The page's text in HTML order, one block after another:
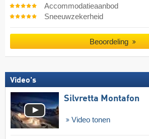
Accommodatieaanbod
Sneeuwzekerheid
Beoordeling
Video's
Silvretta Montafon
Video tonen